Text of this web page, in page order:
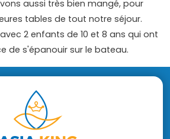
aussi très bien mangé, pour
tables de tout notre séjour.
2 enfants de 10 et 8 ans qui ont
de s'épanouir sur le bateau.